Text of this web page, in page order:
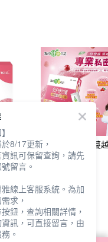
密益生
護
我的健康日記蔓
生菌30入
8/17更新，
訊可保留查詢，請先
留言。
線上客服系統。為加
求，
鈕，查詢相關詳情，
訊，可直接留言，由
。